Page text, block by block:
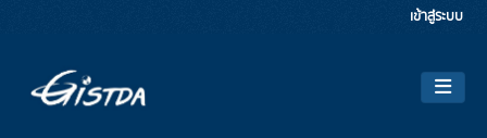
เข้าสู่ระบบ